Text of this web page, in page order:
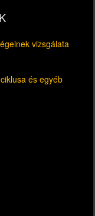
vizsgálata
és egyéb